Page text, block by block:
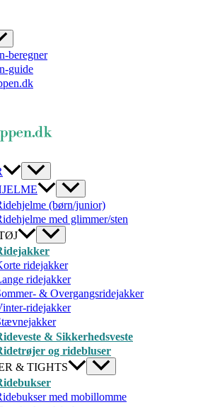
beregner
guide
(børn/junior)
med glimmer/sten
ridejakker
ridejakker
& Overgangsridejakker
ridejakker
& Sikkerhedsveste
og ridebluser
& TIGHTS
med mobillomme